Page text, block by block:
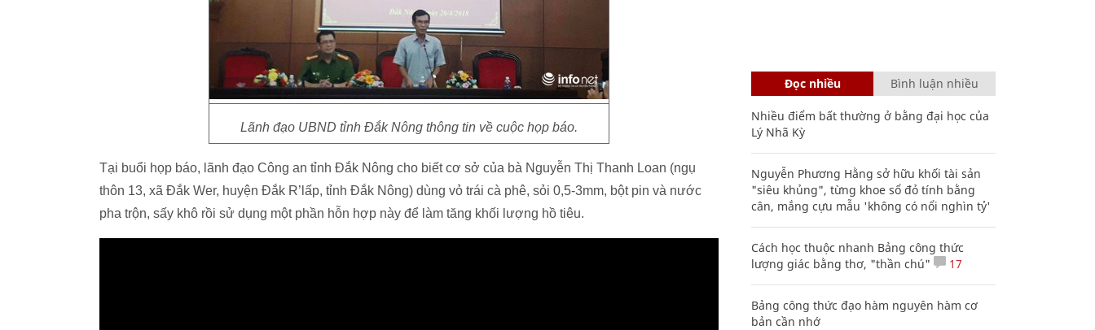
Lãnh đạo UBND tỉnh Đắk Nông thông tin về cuộc họp báo.
Tại buổi họp báo, lãnh đạo Công an tỉnh Đắk Nông cho biết cơ sở của bà Nguyễn Thị Thanh Loan (ngụ
thôn 13, xã Đắk Wer, huyện Đắk R’lấp, tỉnh Đắk Nông) dùng vỏ trái cà phê, sỏi 0,5-3mm, bột pin và nước
pha trộn, sấy khô rồi sử dụng một phần hỗn hợp này để làm tăng khối lượng hồ tiêu.
Đọc nhiều Bình luận nhiều
Nhiều điểm bất thường ở bằng đại học của
Lý Nhã Kỳ
Nguyễn Phương Hằng sở hữu khối tài sản
"siêu khủng", từng khoe sổ đỏ tính bằng
cân, mắng cựu mẫu 'không có nổi nghìn tỷ'
Cách học thuộc nhanh Bảng công thức
lượng giác bằng thơ, "thần chú"
17
Bảng công thức đạo hàm nguyên hàm cơ
bản cần nhớ